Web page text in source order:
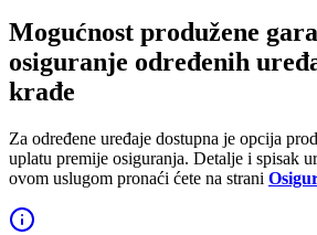
Mogućnost produžene
osiguranje određenih
krađe
Za određene uređaje dostupna je opcija
uplatu premije osiguranja. Detalje i spisak
ovom uslugom pronaći ćete na strani